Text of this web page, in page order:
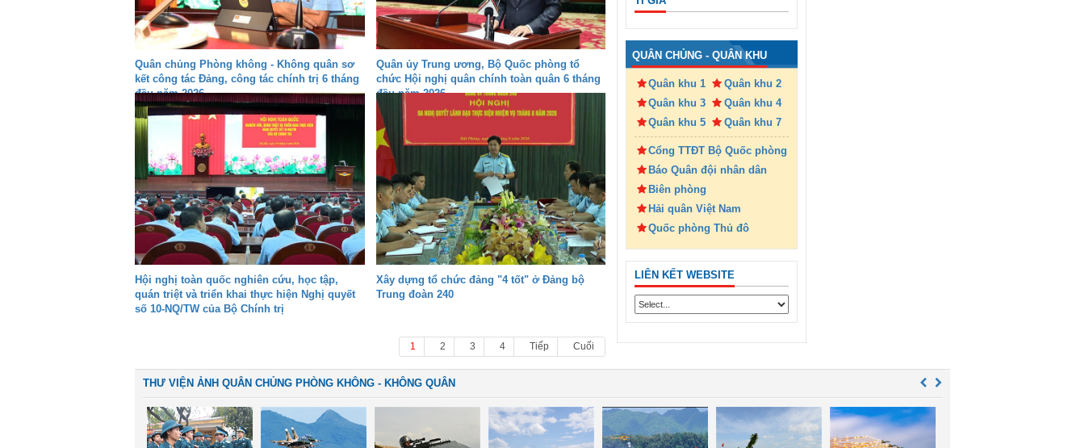
Quân chủng Phòng không - Không quân sơ
kết công tác Đảng, công tác chính trị 6 tháng
đầu năm 2026
Quân ủy Trung ương, Bộ Quốc phòng tổ
chức Hội nghị quân chính toàn quân 6 tháng
đầu năm 2026
Hội nghị toàn quốc nghiên cứu, học tập,
quán triệt và triển khai thực hiện Nghị quyết
số 10-NQ/TW của Bộ Chính trị
Xây dựng tổ chức đảng "4 tốt" ở Đảng bộ
Trung đoàn 240
1 2 3 4 Tiếp Cuối
QUÂN CHỦNG - QUÂN KHU
Quân khu 1
Quân khu 2
Quân khu 3
Quân khu 4
Quân khu 5
Quân khu 7
Cổng TTĐT Bộ Quốc phòng
Báo Quân đội nhân dân
Biên phòng
Hải quân Việt Nam
Quốc phòng Thủ đô
LIÊN KẾT WEBSITE
THƯ VIỆN ẢNH QUÂN CHỦNG PHÒNG KHÔNG - KHÔNG QUÂN